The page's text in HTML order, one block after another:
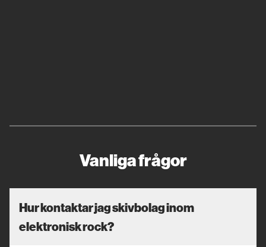
Vanliga frågor
Hur kontaktar jag skivbolag inom
elektronisk rock?